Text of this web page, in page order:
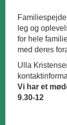
leg og
for hele
med deres
Ulla
Vi har et
9.30-12